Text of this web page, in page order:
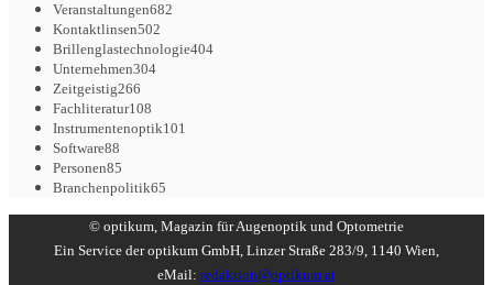
Veranstaltungen682
Kontaktlinsen502
Brillenglastechnologie404
Unternehmen304
Zeitgeistig266
Fachliteratur108
Instrumentenoptik101
Software88
Personen85
Branchenpolitik65
© optikum, Magazin für Augenoptik und Optometrie
Ein Service der optikum GmbH, Linzer Straße 283/9, 1140 Wien,
eMail: redaktion@optikum.at